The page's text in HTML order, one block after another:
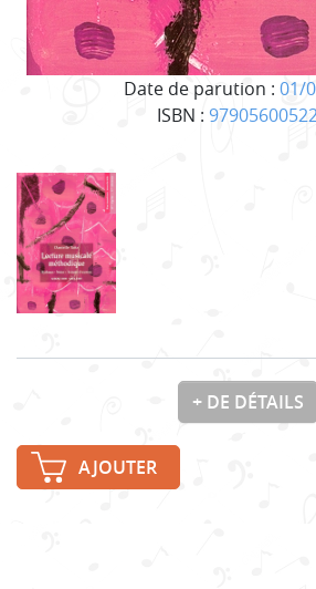
Date de parution : 01/
ISBN :
+ DE DÉTAILS
AJOUTER